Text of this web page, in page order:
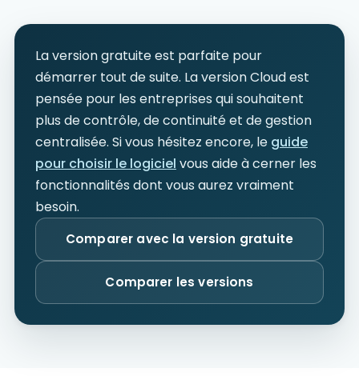
La version gratuite est parfaite pour
démarrer tout de suite. La version Cloud est
pensée pour les entreprises qui souhaitent
plus de contrôle, de continuité et de gestion
centralisée. Si vous hésitez encore, le guide
pour choisir le logiciel vous aide à cerner les
fonctionnalités dont vous aurez vraiment
besoin.
Comparer avec la version gratuite
Comparer les versions